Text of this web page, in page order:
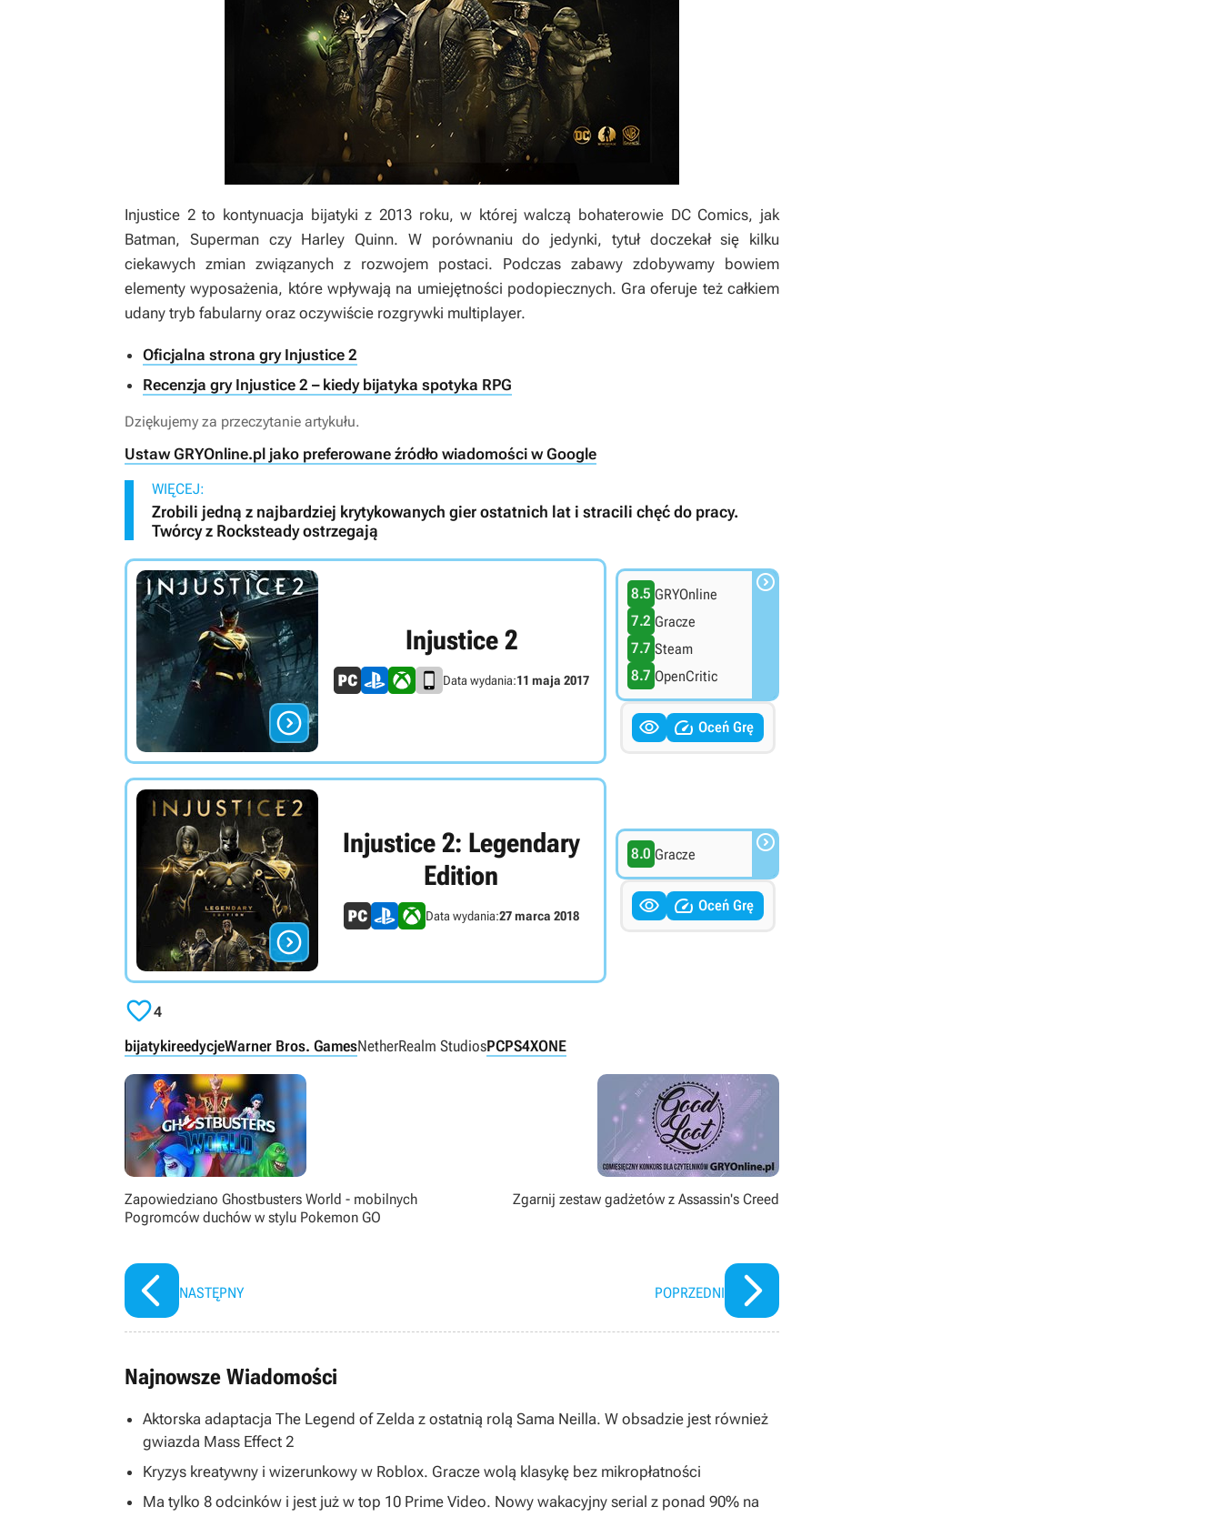
Injustice 2to kontynuacja bijatyki z 2013 roku, w której walczą bohaterowie DC Comics, jak
Batman, Superman czy Harley Quinn. W porównaniu do jedynki, tytuł doczekał się kilku
ciekawych zmian związanych z rozwojem postaci. Podczas zabawy zdobywamy bowiem
elementy wyposażenia, które wpływają na umiejętności podopiecznych. Gra oferuje też całkiem
udany tryb fabularny oraz oczywiście rozgrywki multiplayer.
Oficjalna strona gry Injustice 2
Recenzja gry Injustice 2 – kiedy bijatyka spotyka RPG
Dziękujemy za przeczytanie artykułu.
Ustaw GRYOnline.pl jako preferowane źródło wiadomości w Google
WIĘCEJ:
Zrobili jedną z najbardziej krytykowanych gier ostatnich lat i stracili chęć do pracy.
Twórcy z Rocksteady ostrzegają

Injustice 2
Data wydania:11 maja 2017
8.5 GRYOnline
7.2 Gracze
7.7 Steam
8.7 OpenCritic

  Oceń Grę

Injustice 2: Legendary
Edition
Data wydania:27 marca 2018
8.0 Gracze 
  Oceń Grę
4
bijatykireedycjeWarner Bros. GamesNetherRealm StudiosPCPS4XONE
Zapowiedziano Ghostbusters World - mobilnych
Pogromców duchów w stylu Pokemon GO
NASTĘPNY
Zgarnij zestaw gadżetów z Assassin's Creed
POPRZEDNI
Najnowsze Wiadomości
Aktorska adaptacja The Legend of Zelda z ostatnią rolą Sama Neilla. W obsadzie jest również
gwiazda Mass Effect 2
Kryzys kreatywny i wizerunkowy w Roblox. Gracze wolą klasykę bez mikropłatności
Ma tylko 8 odcinków i jest już w top 10 Prime Video. Nowy wakacyjny serial z ponad 90% na